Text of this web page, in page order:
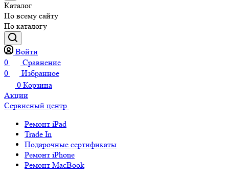
Каталог
По всему сайту
По каталогу
Войти
0
Сравнение
0
Избранное
0 Корзина
Акции
Сервисный центр
Ремонт iPad
Trade In
Подарочные сертификаты
Ремонт iPhone
Ремонт MacBook